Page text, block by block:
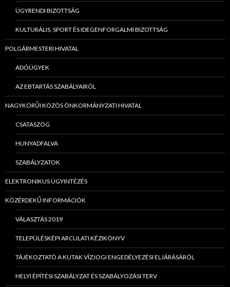
ÜGYRENDI BIZOTTSÁG
KULTURÁLIS, SPORT ÉS IDEGENFORGALMI BIZOTTSÁG
POLGÁRMESTERI HIVATAL
ADÓÜGYEK
AZ EBTARTÁS SZABÁLYAIRÓL
NAGYKÖRŰI KÖZÖS ÖNKORMÁNYZATI HIVATAL
CSATASZÖG
HUNYADFALVA
SZABÁLYZATOK
ELEKTRONIKUS ÜGYINTÉZÉS
KÖZÉRDEKŰ INFORMÁCIÓK
VÁLASZTÁS 2019
TELEPÜLÉSKÉPI ARCULATI KÉZIKÖNYV
TÁJÉKOZTATÓ A KUTAK VÍZJOGI ENGEDÉLYEZÉSI ELJÁRÁSÁRÓL
HELYI ÉPÍTÉSI SZABÁLYZAT ÉS SZABÁLYOZÁSI TERV